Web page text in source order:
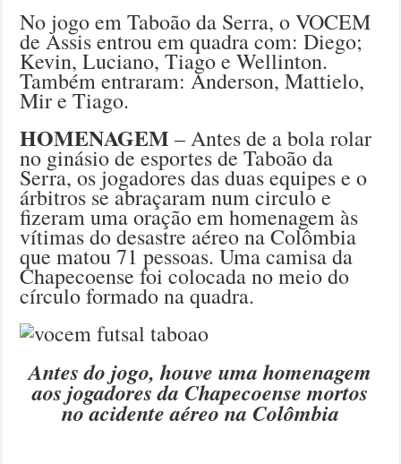
No jogo em Taboão da Serra, o VOCEM
de Assis entrou em quadra com: Diego;
Kevin, Luciano, Tiago e Wellinton.
Também entraram: Anderson, Mattielo,
Mir e Tiago.
HOMENAGEM – Antes de a bola rolar
no ginásio de esportes de Taboão da
Serra, os jogadores das duas equipes e o
árbitros se abraçaram num circulo e
fizeram uma oração em homenagem às
vítimas do desastre aéreo na Colômbia
que matou 71 pessoas. Uma camisa da
Chapecoense foi colocada no meio do
círculo formado na quadra.
Antes do jogo, houve uma homenagem
aos jogadores da Chapecoense mortos
no acidente aéreo na Colômbia